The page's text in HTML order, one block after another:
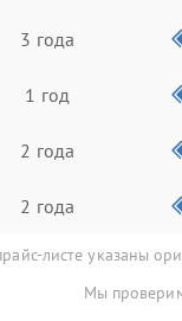
3 года
1 год
2 года
2 года
листе указаны
Мы